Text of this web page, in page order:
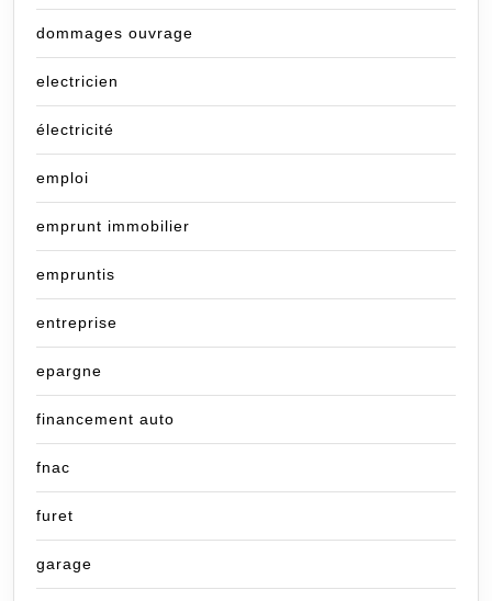
dommages ouvrage
electricien
électricité
emploi
emprunt immobilier
empruntis
entreprise
epargne
financement auto
fnac
furet
garage